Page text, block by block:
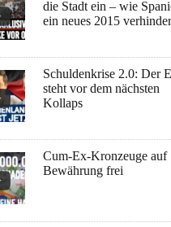
die Stadt ein – wie
ein neues 2015
Schuldenkrise 2.0: Der
steht vor dem nächsten
Kollaps
Cum-Ex-Kronzeuge auf
Bewährung frei